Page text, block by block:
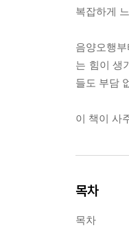
복잡하게
음양오행
는 힘이 생
들도 부담
이 책이 사
목차
목차